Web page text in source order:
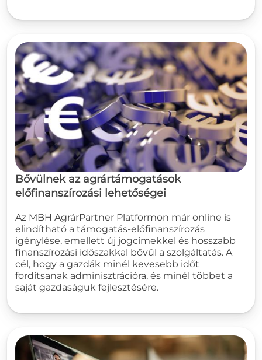
Bővülnek az agrártámogatások
előfinanszírozási lehetőségei
Az MBH AgrárPartner Platformon már online is
elindítható a támogatás-előfinanszírozás
igénylése, emellett új jogcímekkel és hosszabb
finanszírozási időszakkal bővül a szolgáltatás. A
cél, hogy a gazdák minél kevesebb időt
fordítsanak adminisztrációra, és minél többet a
saját gazdaságuk fejlesztésére.